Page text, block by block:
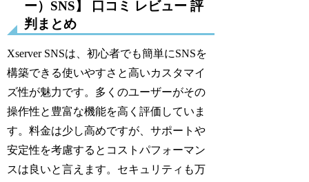
ー）SNS】 口コミ レビュー 評
判まとめ
Xserver SNSは、初心者でも簡単にSNSを
構築できる使いやすさと高いカスタマイ
ズ性が魅力です。多くのユーザーがその
操作性と豊富な機能を高く評価していま
す。料金は少し高めですが、サポートや
安定性を考慮するとコストパフォーマン
スは良いと言えます。セキュリティも万